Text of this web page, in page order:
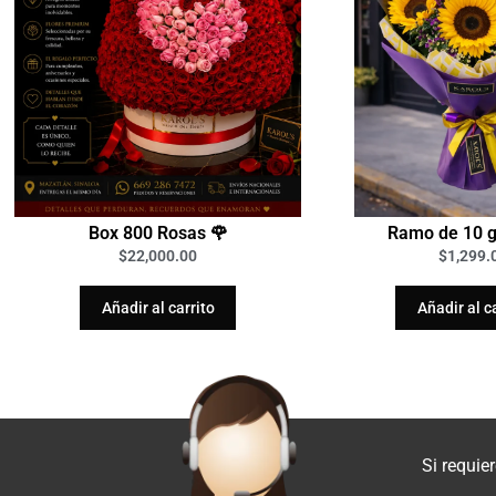
Box 800 Rosas 🌹
$22,000.00
Añadir al carrito
Ramo de 10
$
Añadir al
Si